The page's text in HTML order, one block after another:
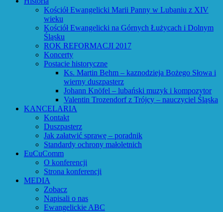
Kościół Ewangelicki Marii Panny w Lubaniu z XIV
wieku
Kościół Ewangelicki na Górnych Łużycach i Dolnym
Śląsku
ROK REFORMACJI 2017
Koncerty
Postacie historyczne
Ks. Martin Behm – kaznodzieja Bożego Słowa i
wierny duszpasterz
Johann Knöfel – lubański muzyk i kompozytor
Valentin Trozendorf z Trójcy – nauczyciel Śląska
KANCELARIA
Kontakt
Duszpasterz
Jak załatwić sprawę – poradnik
Standardy ochrony małoletnich
EuCuComm
O konferencji
Strona konferencji
MEDIA
Zobacz
Napisali o nas
Ewangelickie ABC